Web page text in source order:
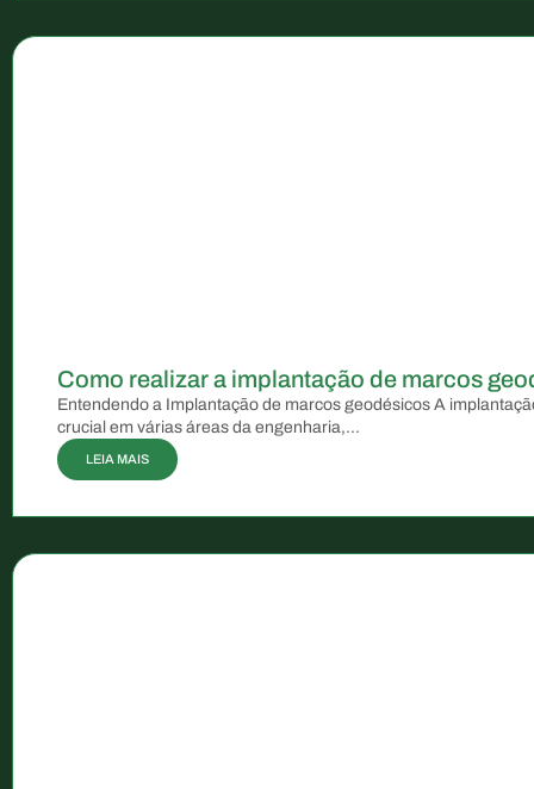
Como realizar a implantação de marcos
Entendendo a Implantação de marcos geodésicos A
crucial em várias áreas da engenharia,...
LEIA MAIS